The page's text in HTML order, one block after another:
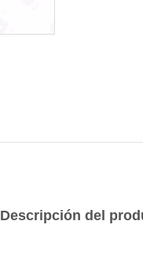
Descripción del